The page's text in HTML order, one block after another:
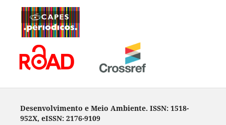
Desenvolvimento e Meio Ambiente. ISSN: 1518-
952X, eISSN: 2176-9109